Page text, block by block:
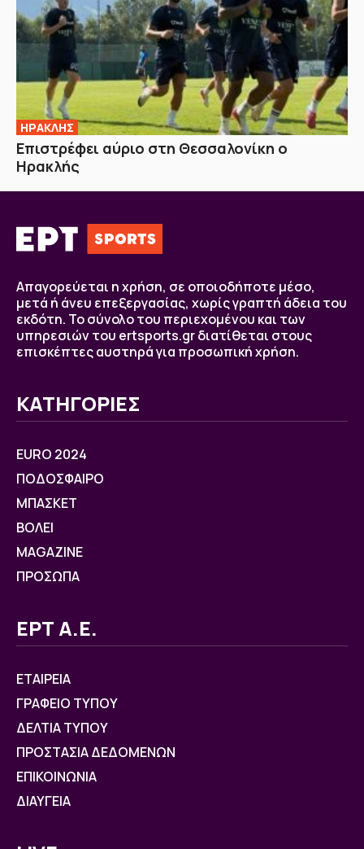
ΗΡΑΚΛΗΣ
Επιστρέφει αύριο στη Θεσσαλονίκη ο
Ηρακλής
Απαγορεύεται η χρήση, σε οποιοδήποτε μέσο,
μετά ή άνευ επεξεργασίας, χωρίς γραπτή άδεια του
εκδότη. Το σύνολο του περιεχομένου και των
υπηρεσιών του ertsports.gr διατίθεται στους
επισκέπτες αυστηρά για προσωπική χρήση.
ΚΑΤΗΓΟΡΙΕΣ
EURO 2024
ΠΟΔΟΣΦΑΙΡΟ
ΜΠΑΣΚΕΤ
ΒOΛΕΙ
MAGAZINE
ΠΡΟΣΩΠΑ
ΕΡΤ Α.Ε.
ΕΤΑΙΡΕΙΑ
ΓΡΑΦΕΙΟ ΤΥΠΟΥ
ΔΕΛΤΙΑ ΤΥΠΟΥ
ΠΡΟΣΤΑΣΙΑ ΔΕΔΟΜΕΝΩΝ
ΕΠΙΚΟΙΝΩΝΙΑ
ΔΙΑΥΓΕΙΑ